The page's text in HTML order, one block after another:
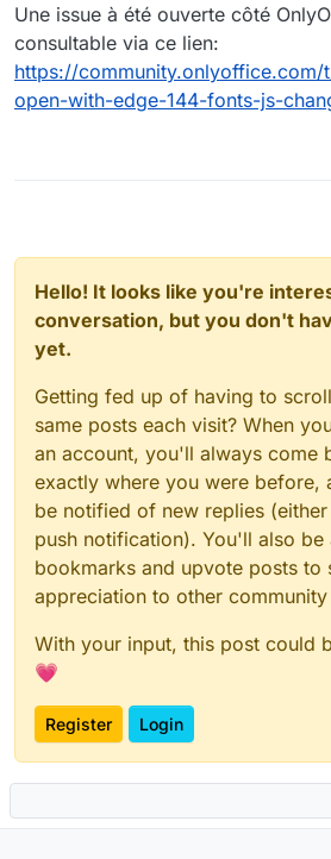
Une issue à été ouverte côté
consultable via ce lien:
https://
open-with-edge-144-fonts-js-
Hello! It looks like you're
conversation, but you don't
yet.
Getting fed up of having to
same posts each visit? When
an account, you'll always come
exactly where you were before,
be notified of new replies
push notification). You'll also be
bookmarks and upvote posts to
appreciation to other
With your input, this post could
💗
Register Login